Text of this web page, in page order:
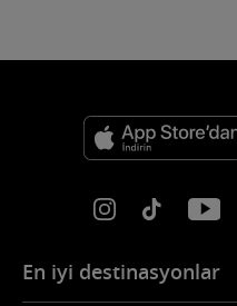
En iyi destinasyonlar